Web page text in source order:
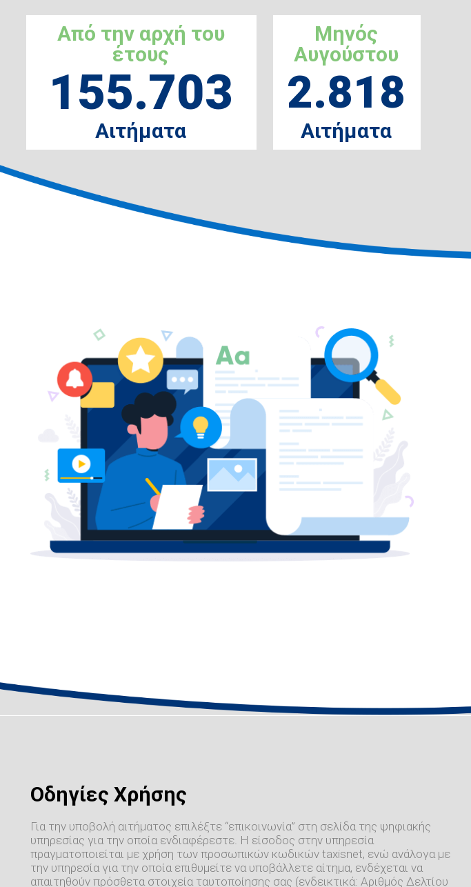
Από την αρχή του
έτους
155.703
Αιτήματα
Μηνός
Αυγούστου
2.818
Αιτήματα
Οδηγίες Χρήσης
Για την υποβολή αιτήματος επιλέξτε “επικοινωνία” στη σελίδα της ψηφιακής
υπηρεσίας για την οποία ενδιαφέρεστε. Η είσοδος στην υπηρεσία
πραγματοποιείται με χρήση των προσωπικών κωδικών taxisnet, ενώ ανάλογα με
την υπηρεσία για την οποία επιθυμείτε να υποβάλλετε αίτημα, ενδέχεται να
απαιτηθούν πρόσθετα στοιχεία ταυτοποίησης σας (ενδεικτικά: Αριθμός Δελτίου